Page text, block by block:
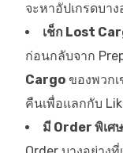
จะหาอัปเกรดบา
เช็ก Lost
ก่อนกลับจาก
Cargo ของพวก
คืนเพื่อแลกกับ
มี Order พิเศ